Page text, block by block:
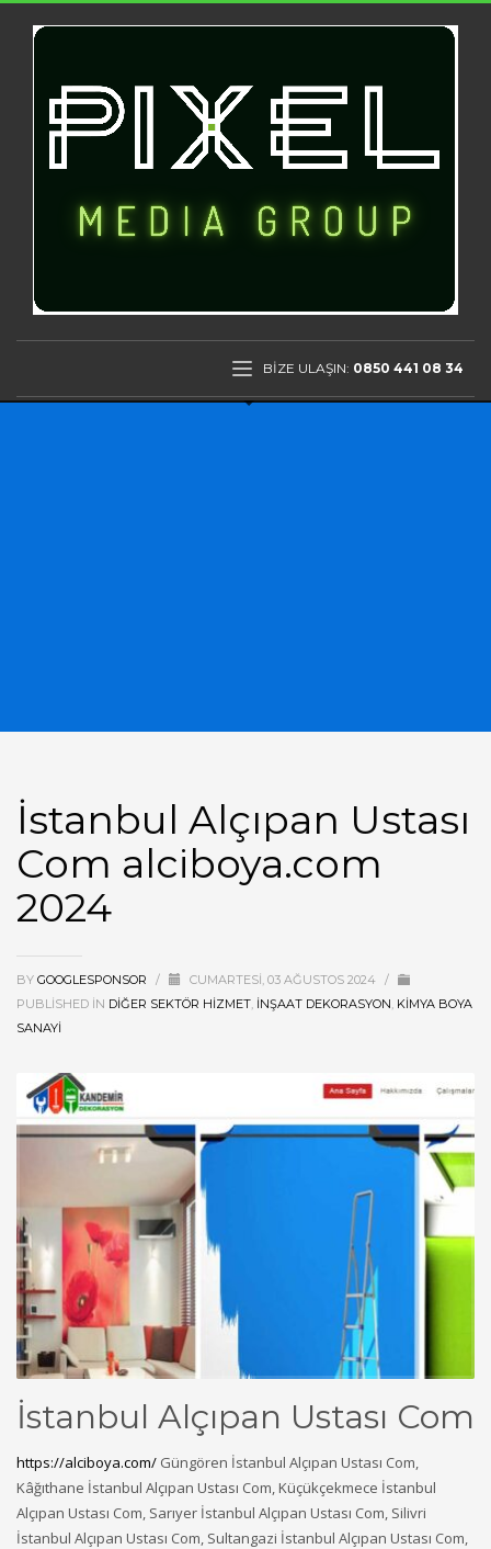
BİZE ULAŞIN: 0850 441 08 34
İstanbul Alçıpan Ustası
Com alciboya.com
2024
BY GOOGLESPONSOR / CUMARTESI, 03 AĞUSTOS 2024 /
PUBLISHED IN DIĞER SEKTÖR HIZMET, İNŞAAT DEKORASYON, KIMYA BOYA
SANAYI
İstanbul Alçıpan Ustası Com
https://alciboya.com/ Güngören İstanbul Alçıpan Ustası Com,
Kâğıthane İstanbul Alçıpan Ustası Com, Küçükçekmece İstanbul
Alçıpan Ustası Com, Sarıyer İstanbul Alçıpan Ustası Com, Silivri
İstanbul Alçıpan Ustası Com, Sultangazi İstanbul Alçıpan Ustası Com,